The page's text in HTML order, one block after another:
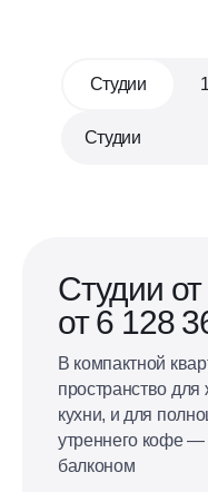
Студии 1
Студии
от 6 128
В компактной
пространство
кухни, и для
утреннего кофе
балконом